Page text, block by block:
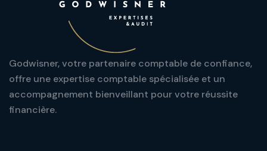
Godwisner, votre partenaire comptable de confiance,
offre une expertise comptable spécialisée et un
accompagnement bienveillant pour votre réussite
financière.